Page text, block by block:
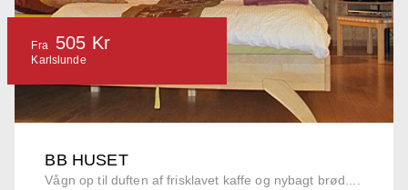
BB HUSET
Vågn op til duften af frisklavet kaffe og nybagt brød....
Fra 505 Kr
Karlslunde